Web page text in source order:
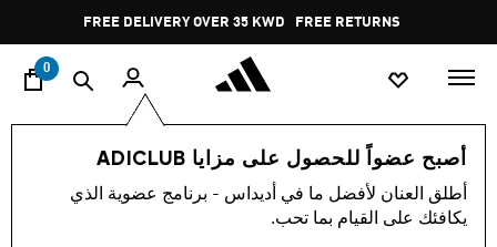
Pause
promotion
rotation
FREE DELIVERY OVER 35 KWD FREE RETURNS
0
أصبح عضواً للحصول على مزايا ADICLUB
أطلق العنان لأفضل ما في أديداس - برنامج عضوية الذي
يكافئك على القيام بما تحب.
الأطفال الملابس
-35%